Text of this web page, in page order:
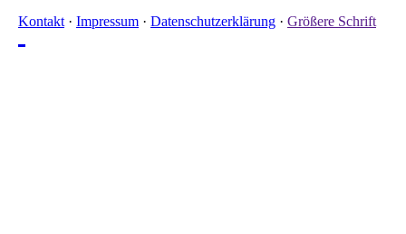
Kontakt · Impressum · Datenschutzerklärung · Größere Schrift